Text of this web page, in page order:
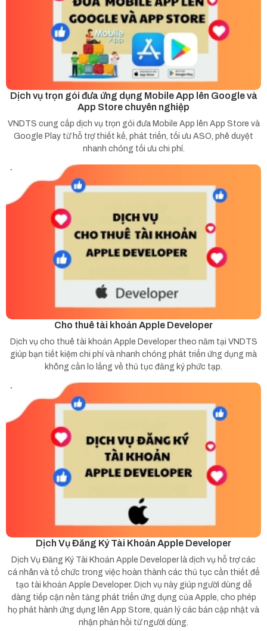
Dịch vụ trọn gói đưa ứng dụng Mobile App lên Google và
App Store chuyên nghiệp
VNDTS cung cấp dịch vụ trọn gói đưa Mobile App lên App Store và
Google Play từ hỗ trợ thiết kế, phát triển, tối ưu ASO, phê duyệt
nhanh chóng tối ưu chi phí.
Cho thuê tài khoản Apple Developer
Dịch vụ cho thuê tài khoản Apple Developer theo năm tại VNDTS
giúp bạn tiết kiệm chi phí và nhanh chóng phát triển ứng dụng mà
không cần lo lắng về thủ tục đăng ký phức tạp.
Dịch Vụ Đăng Ký Tài Khoản Apple Developer
Dịch Vụ Đăng Ký Tài Khoản Apple Developer là dịch vụ hỗ trợ các
cá nhân và tổ chức trong việc hoàn thành các thủ tục cần thiết để
tạo tài khoản Apple Developer. Dịch vụ này giúp người dùng dễ
dàng tiếp cận nền tảng phát triển ứng dụng của Apple, cho phép
họ phát hành ứng dụng lên App Store, quản lý các bản cập nhật và
nhận phản hồi từ người dùng.